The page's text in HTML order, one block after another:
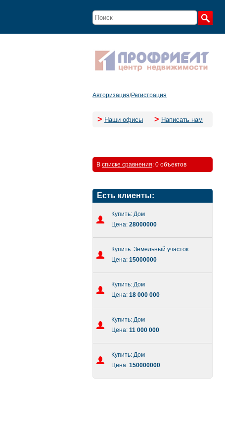
Авторизация/Регистрация
> Наши офисы > Написать нам
В списке сравнения: 0 объектов
Есть клиенты:
Купить: Дом
Цена: 28000000
Купить: Земельный участок
Цена: 15000000
Купить: Дом
Цена: 18 000 000
Купить: Дом
Цена: 11 000 000
Купить: Дом
Цена: 150000000